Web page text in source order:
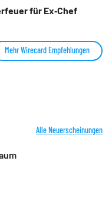
für Ex‑Chef
Mehr Wirecard Empfehlungen
Alle Neuerscheinungen